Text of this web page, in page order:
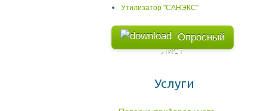
Утилизатор "САНЭКС"
Опросный
лист
Услуги